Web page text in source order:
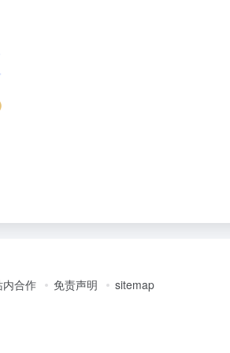
内合作 免责声明 sitemap